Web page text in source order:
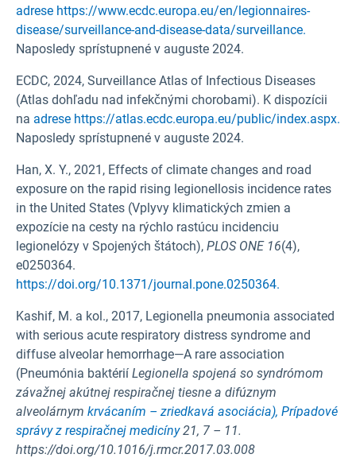
adrese https://www.ecdc.europa.eu/en/legionnaires-
disease/surveillance-and-disease-data/surveillance.
Naposledy sprístupnené v auguste 2024.
ECDC, 2024, Surveillance Atlas of Infectious Diseases
(Atlas dohľadu nad infekčnými chorobami). K dispozícii
na adrese https://atlas.ecdc.europa.eu/public/index.aspx.
Naposledy sprístupnené v auguste 2024.
Han, X. Y., 2021, Effects of climate changes and road
exposure on the rapid rising legionellosis incidence rates
in the United States (Vplyvy klimatických zmien a
expozície na cesty na rýchlo rastúcu incidenciu
legionelózy v Spojených štátoch), PLOS ONE 16(4),
e0250364.
https://doi.org/10.1371/journal.pone.0250364.
Kashif, M. a kol., 2017, Legionella pneumonia associated
with serious acute respiratory distress syndrome and
diffuse alveolar hemorrhage—A rare association
(Pneumónia baktérií Legionella spojená so syndrómom
závažnej akútnej respiračnej tiesne a difúznym
alveolárnym krvácaním – zriedkavá asociácia), Prípadové
správy z respiračnej medicíny 21, 7 – 11.
https://doi.org/10.1016/j.rmcr.2017.03.008